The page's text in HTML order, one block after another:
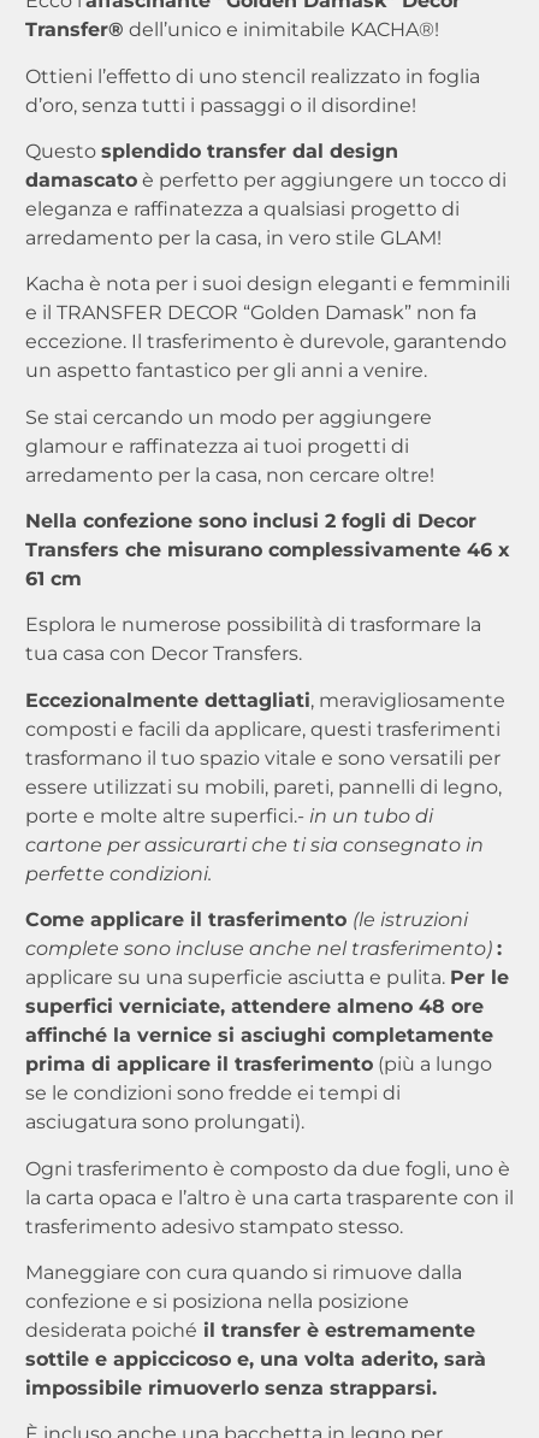
Transfer® dell’unico e inimitabile KACHA®!
Ottieni l’effetto di uno stencil realizzato in foglia
d’oro, senza tutti i passaggi o il disordine!
Questo splendido transfer dal design
damascatoè perfetto per aggiungere un tocco di
eleganza e raffinatezza a qualsiasi progetto di
arredamento per la casa, in vero stile GLAM!
Kacha è nota per i suoi design eleganti e femminili
e il TRANSFER DECOR “Golden Damask” non fa
eccezione. Il trasferimento è durevole, garantendo
un aspetto fantastico per gli anni a venire.
Se stai cercando un modo per aggiungere
glamour e raffinatezza ai tuoi progetti di
arredamento per la casa, non cercare oltre!
Nella confezione sono inclusi 2 fogli di Decor
Transfers che misurano complessivamente 46 x
61 cm
Esplora le numerose possibilità di trasformare la
tua casa con Decor Transfers.
Eccezionalmente dettagliati, meravigliosamente
composti e facili da applicare, questi trasferimenti
trasformano il tuo spazio vitale e sono versatili per
essere utilizzati su mobili, pareti, pannelli di legno,
porte e molte altre superfici.- in un tubo di
cartone per assicurarti che ti sia consegnato in
perfette condizioni.
Come applicare il trasferimento (le istruzioni
complete sono incluse anche nel trasferimento) :
applicare su una superficie asciutta e pulita. Per le
superfici verniciate, attendere almeno 48 ore
affinché la vernice si asciughi completamente
prima di applicare il trasferimento(più a lungo
se le condizioni sono fredde ei tempi di
asciugatura sono prolungati).
Ogni trasferimento è composto da due fogli, uno è
la carta opaca e l’altro è una carta trasparente con il
trasferimento adesivo stampato stesso.
Maneggiare con cura quando si rimuove dalla
confezione e si posiziona nella posizione
desiderata poiché il transfer è estremamente
sottile e appiccicoso e, una volta aderito, sarà
impossibile rimuoverlo senza strapparsi.